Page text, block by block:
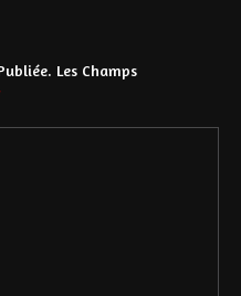
Les Champs